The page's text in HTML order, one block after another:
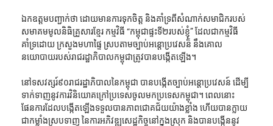
ឯកឧត្តមបញ្ជាក់ថា ដោយមានការទុកចិត្ត និងគាំទ្រពីសំណាក់សមាជិករបស់
សមាគមមូលនិធិគ្រួសារខ្មែរ កម្មវិធី “កម្ពុជាផ្ទះទី២របស់ខ្ញុំ” ដែលជាកម្មវិធី
គាំទ្រដោយ ក្រសួងមហាផ្ទៃ ស្របតាមច្បាប់អន្តោប្រវេសន៏ នឹងគោល
នយោបាយរបស់រាជរដ្ឋាភិបាលកម្ពុជាត្រូវបានបង្កើតឡើង។
នៅទសវត្សរ៍៩០រាជរដ្ឋាភិបាលនៃកម្ពុជា បានបង្កើតច្បាប់អន្តោប្រវេសន៍ ដើម្បី
ទាក់ទាញនូវការវិនិយោគក្រៅប្រទេសចូលមកប្រទេសកម្ពុជា។ ពេលនោះ
ផែនការដែលបង្កើតឡើងទទួលបានភាពជោគជ័យយ៉ាងខ្លាំង ហើយបានក្លាយ
ជាកម្លាំងស្របទាញ នៃការអភិវឌ្ឍសេដ្ឋកិច្ចនៅក្នុងស្រុក និងបានបង្កើននូវ